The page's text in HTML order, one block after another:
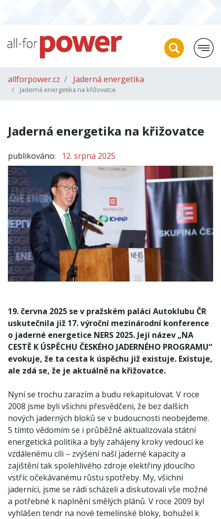
allforpower.cz Jaderná energetika
Jaderná energetika na křižovatce
Jaderná energetika na křižovatce
publikováno: 12. srpna 2025
19. června 2025 se v pražském paláci Autoklubu ČR
uskutečnila již 17. výroční mezinárodní konference
o jaderné energetice NERS 2025. Její název „NA
CESTĚ K ÚSPĚCHU ČESKÉHO JADERNÉHO PROGRAMU“
evokuje, že ta cesta k úspěchu již existuje. Existuje,
ale zdá se, že je aktuálně na křižovatce.
Nyní se trochu zarazím a budu rekapitulovat. V roce
2008 jsme byli všichni přesvědčeni, že bez dalších
nových jaderných bloků se v budoucnosti neobejdeme.
S tímto vědomím se i průběžně aktualizovala státní
energetická politika a byly zahájeny kroky vedoucí ke
vzdálenému cíli – zvýšení naší jaderné kapacity a
zajištění tak spolehlivého zdroje elektřiny jdoucího
vstříc očekávanému růstu spotřeby. My, všichni
jaderníci, jsme se rádi scházeli a diskutovali vše možné
a potřebné k naplnění smělých plánů. V roce 2009 byl
vyhlášen tendr na nové temelínské bloky, bohužel k